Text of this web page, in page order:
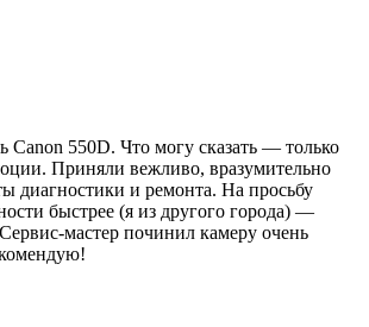
Canon 550D. Что могу сказать — только
Приняли вежливо, вразумительно
диагностики и ремонта. На просьбу
быстрее (я из другого города) —
мастер починил камеру очень